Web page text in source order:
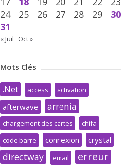
24
25 26 27 28 29
30
31
« Juil Oct »
Mots Clés
.Net access activation
afterwave arrenia
chargement des cartes
chifa
code barre
connexion crystal
directway email erreur